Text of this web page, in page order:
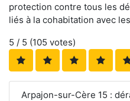
protection contre tous les
liés à la cohabitation avec
5 / 5 (105 votes)
Arpajon-sur-Cère 15 :